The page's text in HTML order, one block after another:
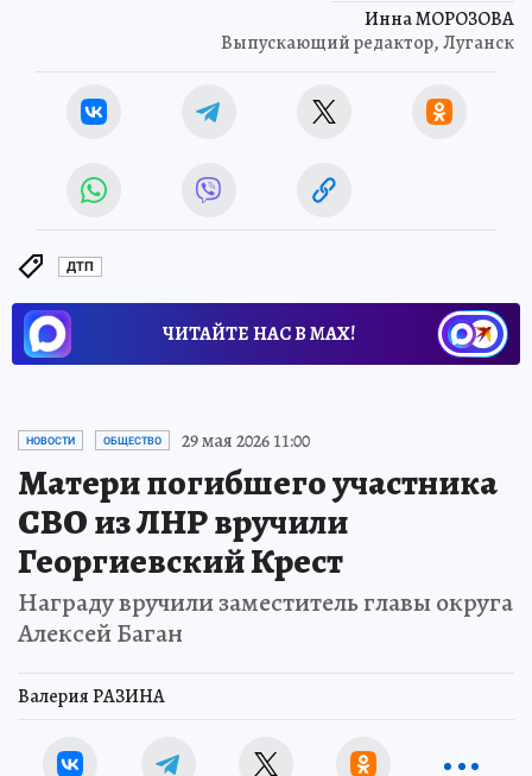
Инна МОРОЗОВА
29 мая 2026 11:00
Матери погибшего участника
СВО из ЛНР вручили
Георгиевский Крест
Награду вручили заместитель главы округа